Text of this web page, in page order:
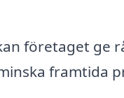
företaget ge
framtida